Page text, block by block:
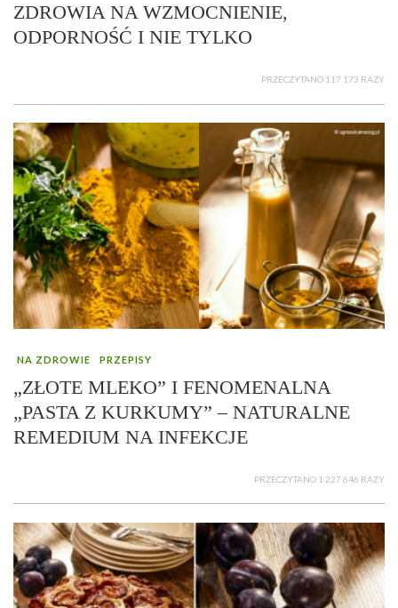
ZDROWIA NA WZMOCNIENIE,
ODPORNOŚĆ I NIE TYLKO
PRZECZYTANO 117 173 RAZY
NA ZDROWIE PRZEPISY
„ZŁOTE MLEKO” I FENOMENALNA
„PASTA Z KURKUMY” – NATURALNE
REMEDIUM NA INFEKCJE
PRZECZYTANO 1 227 646 RAZY